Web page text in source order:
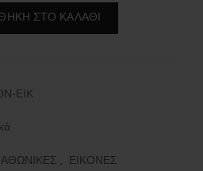
ποσότηταΣΤΟ ΚΑΛΆΘΙ
ΕΙΚ
ΑΘΩΝΙΚΕΣ , ΕΙΚΟΝΕΣ